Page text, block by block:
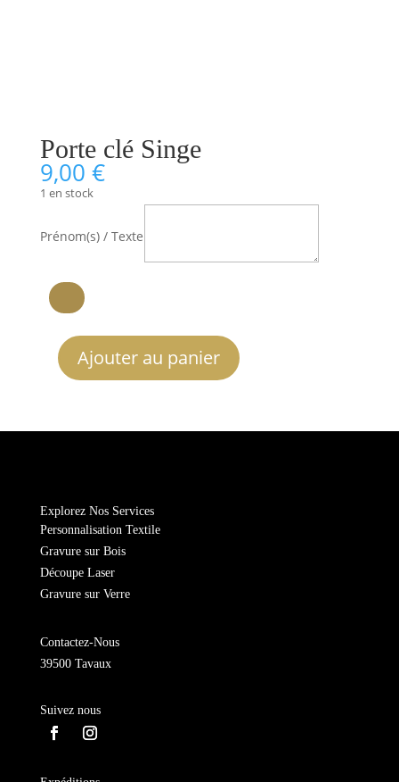
Porte clé Singe
9,00 €
1 en stock
Prénom(s) / Texte
quantité
clé
Ajouter au panier
Explorez Nos Services
Personnalisation Textile
Gravure sur Bois
Découpe Laser
Gravure sur Verre
Contactez-Nous
39500 Tavaux
Suivez nous